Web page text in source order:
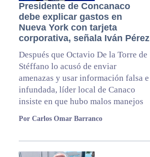
Presidente de Concanaco
debe explicar gastos en
Nueva York con tarjeta
corporativa, señala Iván Pérez
Después que Octavio De la Torre de
Stéffano lo acusó de enviar
amenazas y usar información falsa e
infundada, líder local de Canaco
insiste en que hubo malos manejos
Por Carlos Omar Barranco